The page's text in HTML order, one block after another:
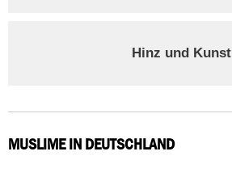
Hinz und Kunst
MUSLIME IN DEUTSCHLAND